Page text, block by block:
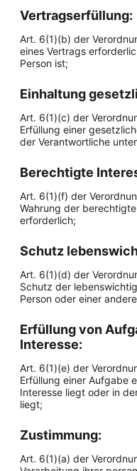
Vertragserfüllung:
Art. 6(1)(b) der
eines Vertrags
Person ist;
Einhaltung
Art. 6(1)(c) der
Erfüllung einer
der Verantwortliche
Berechtigte
Art. 6(1)(f) der
Wahrung der
erforderlich;
Schutz
Art. 6(1)(d) der
Schutz der
Person oder einer
Erfüllung von
Interesse:
Art. 6(1)(e) der
Erfüllung einer Aufgabe
Interesse liegt oder in
liegt;
Zustimmung:
Art. 6(1)(a) der